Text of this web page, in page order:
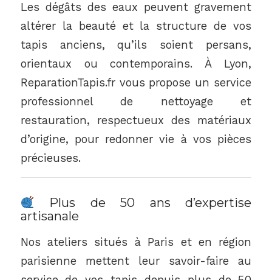
Les dégâts des eaux peuvent gravement
altérer la beauté et la structure de vos
tapis anciens, qu’ils soient persans,
orientaux ou contemporains. À Lyon,
ReparationTapis.fr vous propose un service
professionnel de nettoyage et
restauration, respectueux des matériaux
d’origine, pour redonner vie à vos pièces
précieuses.
Plus de 50 ans d’expertise
artisanale
Nos ateliers situés à Paris et en région
parisienne mettent leur savoir-faire au